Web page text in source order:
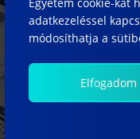
adatkezeléssel
módosíthatja a
Elfogadom